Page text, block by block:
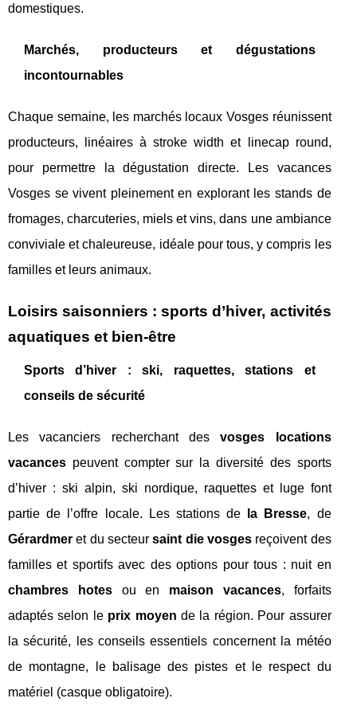
domestiques.
Marchés, producteurs et dégustations
incontournables
Chaque semaine, les marchés locaux Vosges réunissent
producteurs, linéaires à stroke width et linecap round,
pour permettre la dégustation directe. Les vacances
Vosges se vivent pleinement en explorant les stands de
fromages, charcuteries, miels et vins, dans une ambiance
conviviale et chaleureuse, idéale pour tous, y compris les
familles et leurs animaux.
Loisirs saisonniers : sports d’hiver, activités
aquatiques et bien-être
Sports d’hiver : ski, raquettes, stations et
conseils de sécurité
Les vacanciers recherchant desvosges locations
vacances peuvent compter sur la diversité des sports
d’hiver : ski alpin, ski nordique, raquettes et luge font
partie de l’offre locale. Les stations de
la Bresse, de
Gérardmer et du secteursaint die vosgesreçoivent des
familles et sportifs avec des options pour tous : nuit en
chambres hotesou en maison vacances, forfaits
adaptés selon le prix moyen de la région. Pour assurer
la sécurité, les conseils essentiels concernent la météo
de montagne, le balisage des pistes et le respect du
matériel (casque obligatoire).